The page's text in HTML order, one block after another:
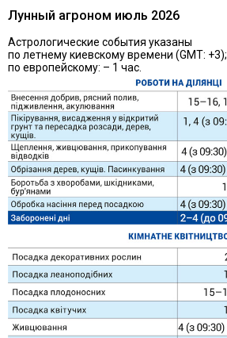
Лунный агроном июль 2026
Астрологические события указаны
по летнему киевскому времени (GMT: +3);
по европейскому: – 1 час.